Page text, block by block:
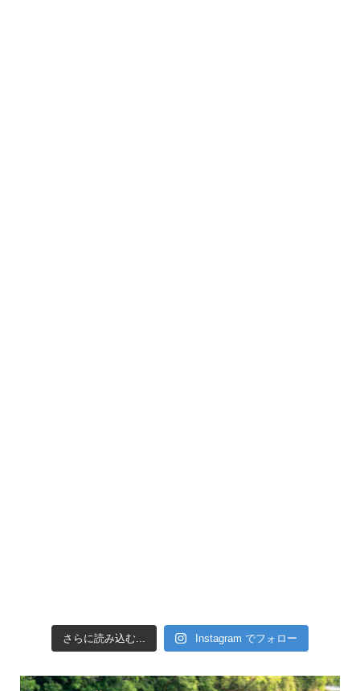
さらに読み込む... Instagram でフォロー